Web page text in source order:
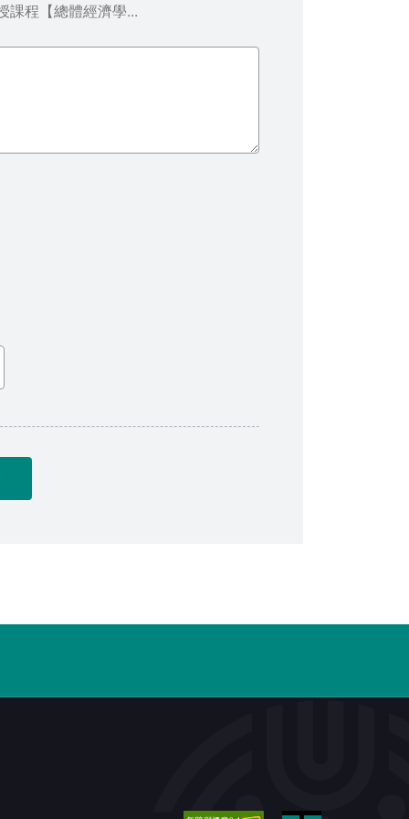
課程【總體經濟學...